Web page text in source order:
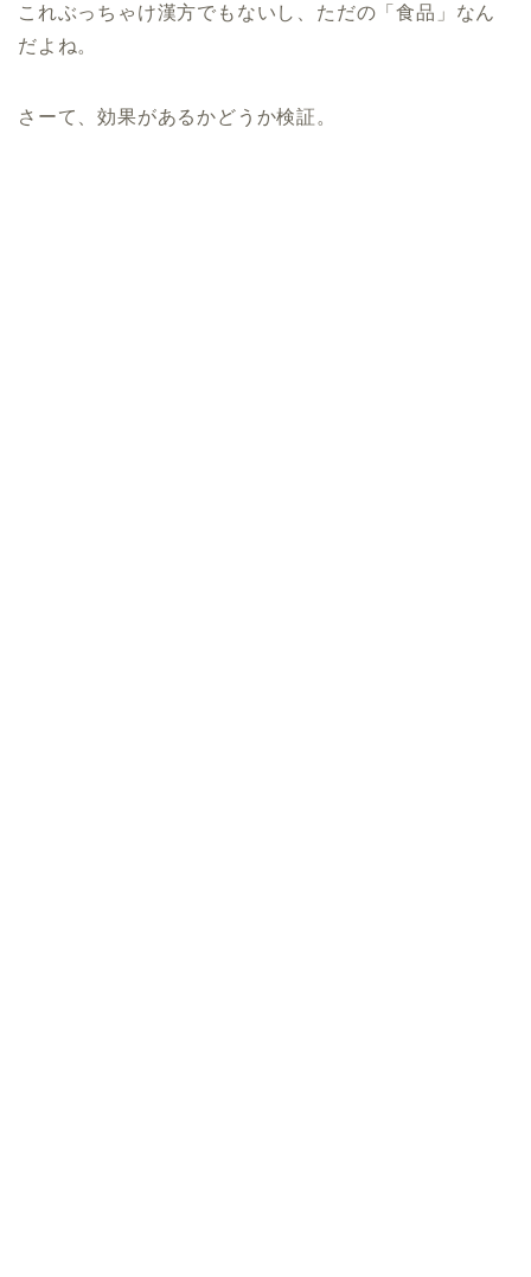
これぶっちゃけ漢方でもないし、ただの「食品」なん
だよね。
さーて、効果があるかどうか検証。